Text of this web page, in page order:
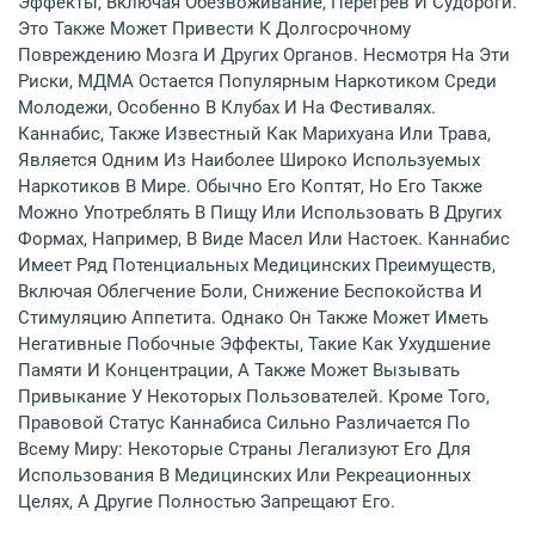
Это Также Может Привести К Долгосрочному
Повреждению Мозга И Других Органов. Несмотря На Эти
Риски, МДМА Остается Популярным Наркотиком Среди
Молодежи, Особенно В Клубах И На Фестивалях.
Каннабис, Также Известный Как Марихуана Или Трава,
Является Одним Из Наиболее Широко Используемых
Наркотиков В Мире. Обычно Его Коптят, Но Его Также
Можно Употреблять В Пищу Или Использовать В Других
Формах, Например, В Виде Масел Или Настоек. Каннабис
Имеет Ряд Потенциальных Медицинских Преимуществ,
Включая Облегчение Боли, Снижение Беспокойства И
Стимуляцию Аппетита. Однако Он Также Может Иметь
Негативные Побочные Эффекты, Такие Как Ухудшение
Памяти И Концентрации, А Также Может Вызывать
Привыкание У Некоторых Пользователей. Кроме Того,
Правовой Статус Каннабиса Сильно Различается По
Всему Миру: Некоторые Страны Легализуют Его Для
Использования В Медицинских Или Рекреационных
Целях, А Другие Полностью Запрещают Его.